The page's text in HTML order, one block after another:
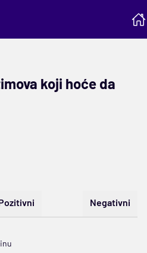
koji hoće da
Negativni